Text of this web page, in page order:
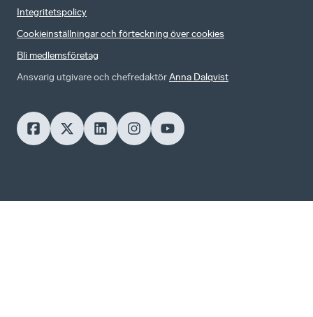
Integritetspolicy
Cookieinställningar och förteckning över cookies
Bli medlemsföretag
Ansvarig utgivare och chefredaktörAnna Dalqvist